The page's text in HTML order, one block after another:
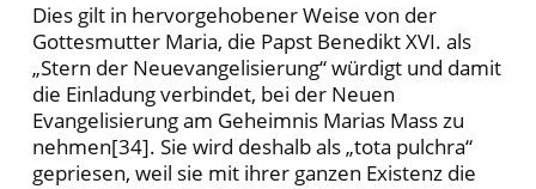
Dies gilt in hervorgehobener Weise von der
Gottesmutter Maria, die Papst Benedikt XVI. als
„Stern der Neuevangelisierung“ würdigt und damit
die Einladung verbindet, bei der Neuen
Evangelisierung am Geheimnis Marias Mass zu
nehmen[34]. Sie wird deshalb als „tota pulchra“
gepriesen, weil sie mit ihrer ganzen Existenz die